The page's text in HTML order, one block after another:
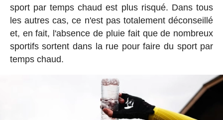
sport par temps chaud est plus risqué. Dans tous
les autres cas, ce n'est pas totalement déconseillé
et, en fait, l'absence de pluie fait que de nombreux
sportifs sortent dans la rue pour faire du sport par
temps chaud.